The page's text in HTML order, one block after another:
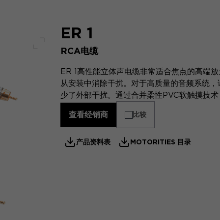
全屏幕
ER 1
RCA电缆
ER 1高性能立体声电缆非常适合焦点的高端
从安装中消除干扰。对于高质量的音频系统
少了外部干扰。通过合并柔性PVC软触摸技
查看经销商 比较
产品资料表 MOTORITIES 目录